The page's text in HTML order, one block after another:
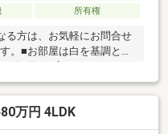
所有権
る方は、お気軽にお問合せ
。■お部屋は白を基調とし
お車複数台お持ちの方も
角地です。言うまでもな
お車生活の方でも好アク
ークが可能な納戸（２.５
万円 4LDK